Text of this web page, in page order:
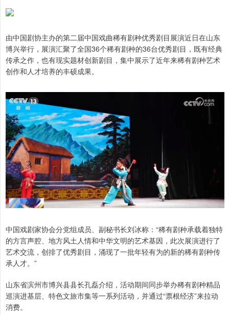
由中国剧协主办的第二届中国戏曲稀有剧种优秀剧目展演近日在山东
博兴举行，展演汇聚了全国36个稀有剧种的36台优秀剧目，既有经典
传承之作，也有现实题材创新剧目，集中展示了近年来稀有剧种艺术
创作和人才培养的丰硕成果。
中国戏剧家协会分党组成员、副秘书长刘冰称：“稀有剧种承载着独特
的方言声腔、地方风土人情和中华文明的艺术基因，此次展演进行了
艺术交流，创排了优秀剧目，涌现了一批年轻有为的新的稀有剧种传
承人才。”
山东省滨州市博兴县县长孔磊介绍，活动期间同步举办稀有剧种精品
巡演进基层、特色文旅市集等一系列活动，并通过“票根经济”来拉动
消费。